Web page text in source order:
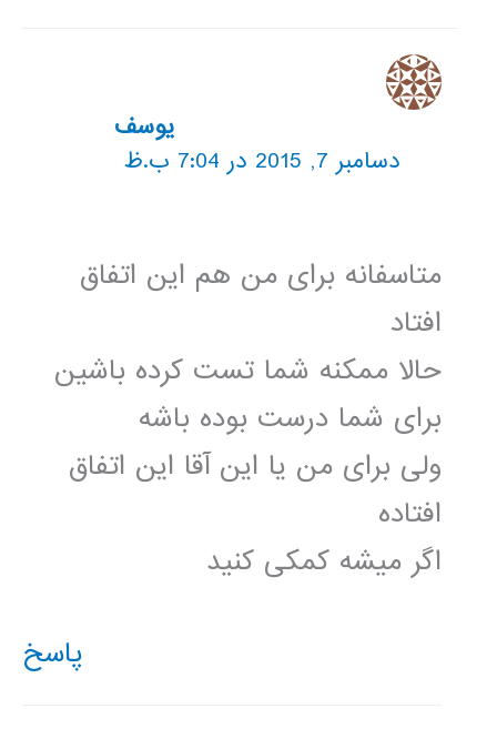
یوسف
دسامبر 7, 2015 در 7:04 ب.ظ
متاسفانه برای من هم این اتفاق
افتاد
حالا ممکنه شما تست کرده باشین
برای شما درست بوده باشه
ولی برای من یا این آقا این اتفاق
افتاده
اگر میشه کمکی کنید
پاسخ